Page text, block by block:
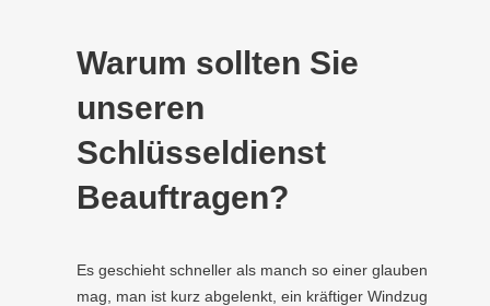
Warum sollten Sie
unseren
Schlüsseldienst
Beauftragen?
Es geschieht schneller als manch so einer glauben
mag, man ist kurz abgelenkt, ein kräftiger Windzug